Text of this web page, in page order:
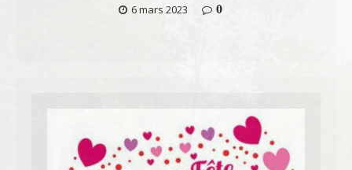
6 mars 2023 0